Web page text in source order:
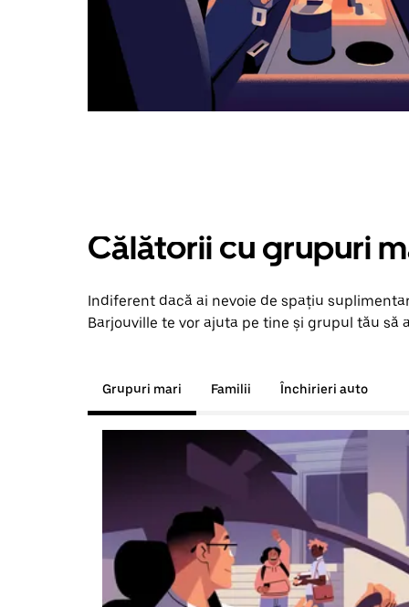
Călătorii cu grupuri
Indiferent dacă ai nevoie de spațiu
Barjouville te vor ajuta pe tine și grupul tău să
Grupuri mari Familii Închirieri auto